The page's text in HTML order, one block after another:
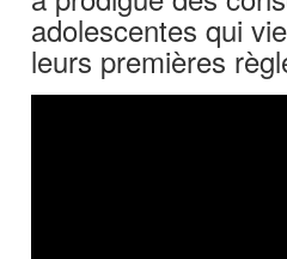
adolescentes qui
leurs premières